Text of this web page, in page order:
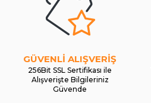
GÜVENLİ ALIŞVERİŞ
256Bit SSL Sertifikası ile
Alışverişte Bilgileriniz
Güvende